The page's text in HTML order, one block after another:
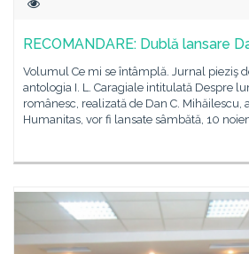
RECOMANDARE: Dublă lansare
Volumul Ce mi se întâmplă. Jurnal pieziş
antologia I. L. Caragiale intitulată Despre
românesc, realizată de Dan C. Mihăilescu,
Humanitas, vor fi lansate sâmbătă, 10